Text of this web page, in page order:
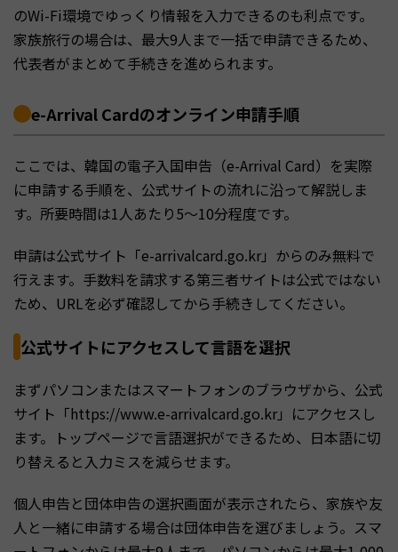
のWi-Fi環境でゆっくり情報を入力できるのも利点です。
家族旅行の場合は、最大9人まで一括で申請できるため、
代表者がまとめて手続きを進められます。
e-Arrival Cardのオンライン申請手順
ここでは、韓国の電子入国申告（e-Arrival Card）を実際
に申請する手順を、公式サイトの流れに沿って解説しま
す。所要時間は1人あたり5〜10分程度です。
申請は公式サイト「e-arrivalcard.go.kr」からのみ無料で
行えます。手数料を請求する第三者サイトは公式ではない
ため、URLを必ず確認してから手続きしてください。
公式サイトにアクセスして言語を選択
まずパソコンまたはスマートフォンのブラウザから、公式
サイト「https://www.e-arrivalcard.go.kr」にアクセスし
ます。トップページで言語選択ができるため、日本語に切
り替えると入力ミスを減らせます。
個人申告と団体申告の選択画面が表示されたら、家族や友
人と一緒に申請する場合は団体申告を選びましょう。スマ